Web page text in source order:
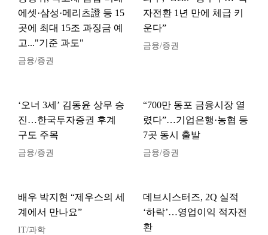
에셋·삼성·메리츠證 등 15
곳에 최대 15조 과징금 예
고..."기준 과도"
금융/증권
자전환 1년 만에 체급 키
운다”
금융/증권
‘오너 3세’ 김동윤 상무 승
진…한국투자증권 후계
구도 주목
금융/증권
“700만 동포 금융시장 열
렸다”…기업은행·농협 등
7곳 동시 출발
금융/증권
배우 박지현 “제우스의 세
계에서 만나요”
IT/과학
데브시스터즈, 2Q 실적
‘하락’…영업이익 적자전
환